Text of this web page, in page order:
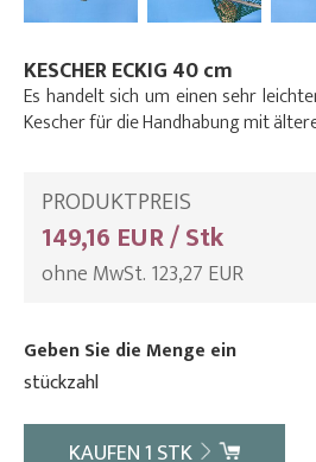
KESCHER ECKIG 40 cm
Es handelt sich um einen sehr
Kescher für die Handhabung mit
PRODUKTPREIS
149,16 EUR / Stk
ohne MwSt. 123,27 EUR
Geben Sie die Menge ein
stückzahl
KAUFEN1 STK